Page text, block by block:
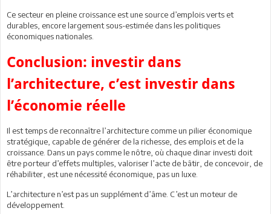
Ce secteur en pleine croissance est une source d’emplois verts et
durables, encore largement sous-estimée dans les politiques
économiques nationales.
Conclusion: investir dans
l’architecture, c’est investir dans
l’économie réelle
Il est temps de reconnaître l’architecture comme un pilier économique
stratégique, capable de générer de la richesse, des emplois et de la
croissance. Dans un pays comme le nôtre, où chaque dinar investi doit
être porteur d’effets multiples, valoriser l’acte de bâtir, de concevoir, de
réhabiliter, est une nécessité économique, pas un luxe.
L’architecture n’est pas un supplément d’âme. C’est un moteur de
développement.